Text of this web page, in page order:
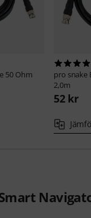
50 Ohm
pro snake
2,0m
52 kr